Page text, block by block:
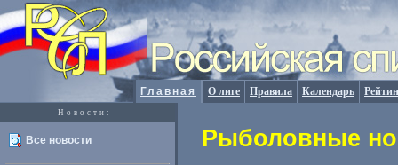
Главная О лиге Правила Календарь
Новости:
Все новости Рыболовные